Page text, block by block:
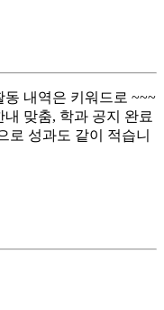
내역은 키워드로 ~~~
맞춤, 학과 공지 완료
로 성과도 같이 적습니